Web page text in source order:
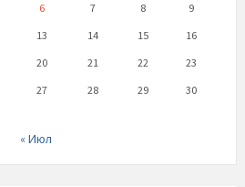
6 7 8
9
13 14 15
16
20 21 22
23
27 28 29
30
« Июл